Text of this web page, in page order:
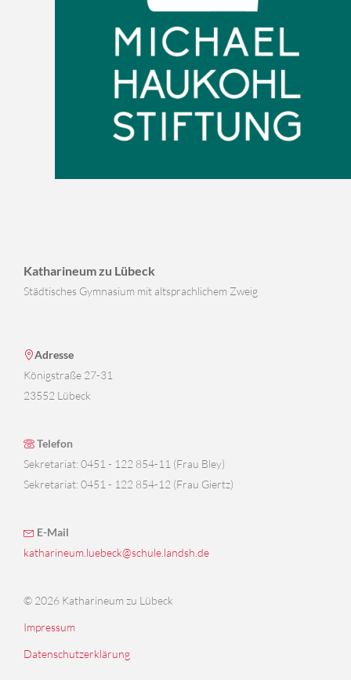
Katharineum zu Lübeck
Städtisches Gymnasium mit altsprachlichem Zweig
Adresse
Königstraße 27-31
23552 Lübeck
Telefon
Sekretariat: 0451 - 122 854-11 (Frau Bley)
Sekretariat: 0451 - 122 854-12 (Frau Giertz)
E-Mail
katharineum.luebeck@schule.landsh.de
© 2026 Katharineum zu Lübeck
Impressum
Datenschutzerklärung